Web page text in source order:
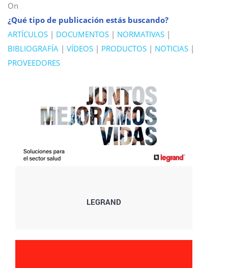
On
¿Qué tipo de publicación estás buscando?
ARTÍCULOS | DOCUMENTOS | NORMATIVAS |
BIBLIOGRAFÍA | VÍDEOS | PRODUCTOS | NOTICIAS |
PROVEEDORES
LEGRAND